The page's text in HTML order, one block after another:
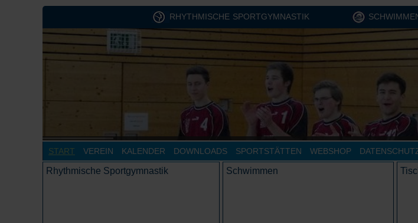
RHYTHMISCHE SPORTGYMNASTIK
START VEREIN KALENDER DOWNLOADS SPORTSTÄTTEN WEBSHOP
Rhythmische Sportgymnastik Schwimmen